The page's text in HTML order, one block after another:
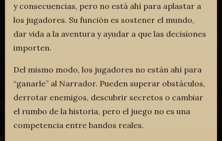
y consecuencias, pero no está ahí para aplastar a
los jugadores. Su función es sostener el mundo,
dar vida a la aventura y ayudar a que las decisiones
importen.
Del mismo modo, los jugadores no están ahí para
“ganarle” al Narrador. Pueden superar obstáculos,
derrotar enemigos, descubrir secretos o cambiar
el rumbo de la historia, pero el juego no es una
competencia entre bandos reales.